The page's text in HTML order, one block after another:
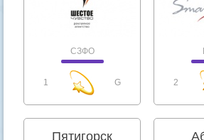
СЗФО
1 G 2
Пятигорск